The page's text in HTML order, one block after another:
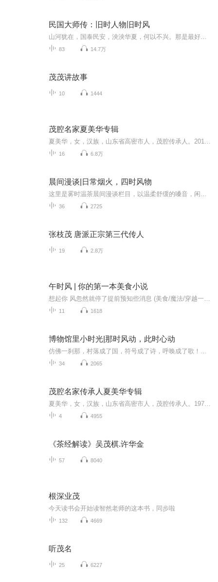
民国大师传：旧时人物旧时风
83 14.7万
茂茂讲故事
10 1444
茂腔名家夏美华专辑
16 6.8万
晨间漫谈|日常烟火，四时风物
36 2725
张枝茂 唐派正宗第三代传人
19 2.8万
午时风 | 你的第一本美食小说
11 1618
博物馆里小时光|那时风动，此时心动
34 2065
茂腔名家传承人夏美华专辑
4 4955
《茶经解读》吴茂棋.许华金
57 8040
根深业茂
今天读书会开始读智然老师的这本书，同步啦
132 4669
听茂名
25 6227